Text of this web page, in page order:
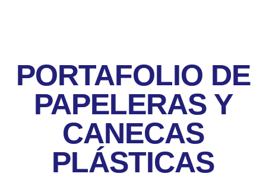
PORTAFOLIO DE
PAPELERAS Y
CANECAS
PLÁSTICAS